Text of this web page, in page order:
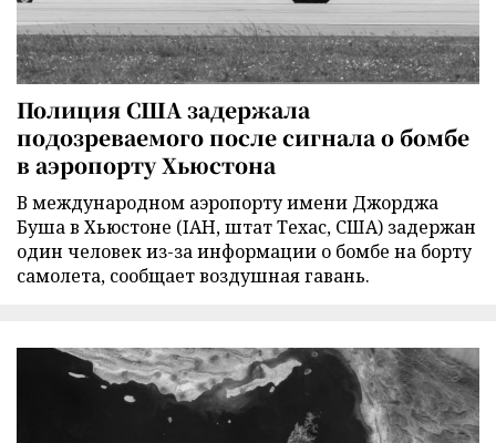
Полиция США задержала
подозреваемого после сигнала о бомбе
в аэропорту Хьюстона
В международном аэропорту имени Джорджа
Буша в Хьюстоне (IAH, штат Техас, США) задержан
один человек из-за информации о бомбе на борту
самолета, сообщает воздушная гавань.